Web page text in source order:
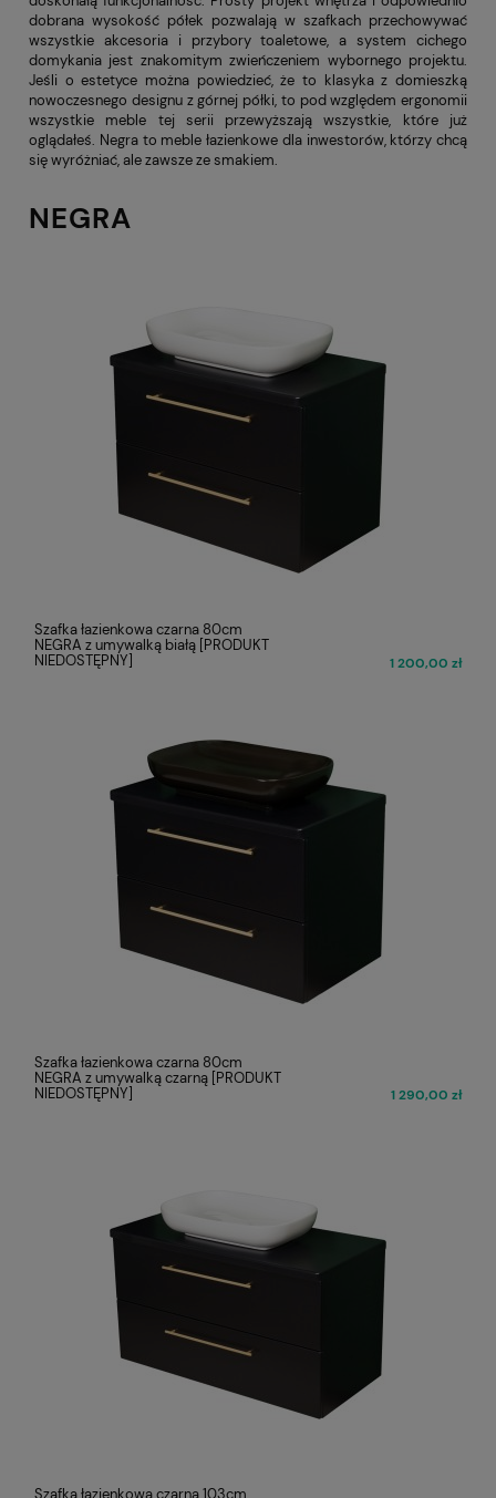
dobrana wysokość półek pozwalają w szafkach przechowywać
wszystkie akcesoria i przybory toaletowe, a system cichego
domykania jest znakomitym zwieńczeniem wybornego projektu.
Jeśli o estetyce można powiedzieć, że to klasyka z domieszką
nowoczesnego designu z górnej półki, to pod względem ergonomii
wszystkie meble tej serii przewyższają wszystkie, które już
oglądałeś. Negra to meble łazienkowe dla inwestorów, którzy chcą
się wyróżniać, ale zawsze ze smakiem.
NEGRA
Szafka łazienkowa czarna 80cm
NEGRA z umywalką białą [PRODUKT
NIEDOSTĘPNY]
1 200,00 zł
Szafka łazienkowa czarna 80cm
NEGRA z umywalką czarną [PRODUKT
NIEDOSTĘPNY]
1 290,00 zł